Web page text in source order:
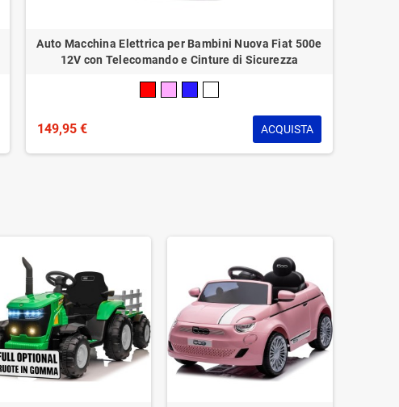
Auto Macchina Elettrica per Bambini Nuova Fiat 500e
12V con Telecomando e Cinture di Sicurezza
149,95 € ACQUISTA